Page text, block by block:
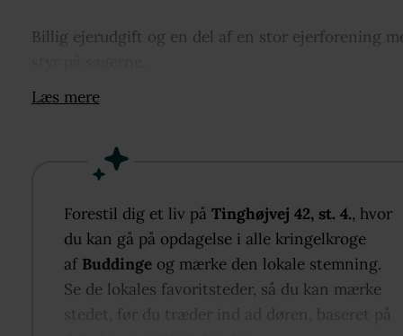
Billig ejerudgift og en del af en stor ejerforening
Lejligheden
garderobemuligheder. Badeværelset fremstår i flot,
nyere stand med separat bruseniche samt egen
vaskemaskine. Soveværelset er rummeligt og har
direkte adgang til et stort walk-in-closet med
gode opbevaringsmuligheder.
Læs mere
Forestil dig et liv påTinghøjvej 42, st. 4., hvor
du kan gå på opdagelse i alle kringelkroge
af Buddinge og mærke den lokale stemning.
Se de lokales favoritsteder, så du kan mærke
stedet, før du træder ind ad døren, baseret på